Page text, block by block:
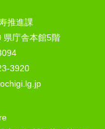
推進課
県庁舎本館5階
3920